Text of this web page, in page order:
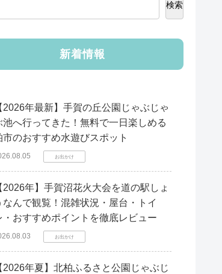
検索
新着情報
2026年最新】手賀の丘公園じゃぶじゃ
池へ行ってきた！無料で一日楽しめる
市のおすすめ水遊びスポット
お出かけ
2026年】手賀沼花火大会を道の駅しょ
なんで観覧！混雑状況・屋台・トイ
・おすすめポイントを徹底レビュー
お出かけ
2026年夏】北柏ふるさと公園じゃぶじ